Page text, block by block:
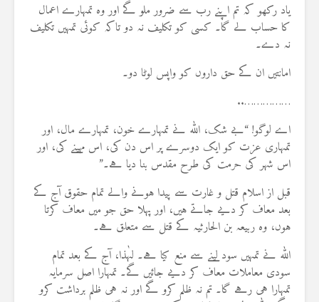
یاد رکھو کہ تم اپنے رب سے ضرور ملو گے اور وہ تمہارے اعمال
کا حساب لے گا۔ کسی کو تکلیف نہ دو تاکہ کوئی تمہیں تکلیف
نہ دے۔
امانتیں ان کے حق داروں کو واپس لوٹا دو۔
……………..
اے لوگو! “بے شک، اللہ نے تمہارے خون، تمہارے مال، اور
تمہاری عزت کو ایک دوسرے پر اس دن کی، اس مہینے کی، اور
اس شہر کی حرمت کی طرح مقدس بنا دیا ہے۔”
قبل از اسلام قتل و غارت سے پیدا ہونے والے تمام حقوق آج کے
بعد معاف کر دیے جاتے ہیں، اور پہلا حق جو میں معاف کرتا
ہوں، وہ ربیعہ بن الحارثیہ کے قتل سے متعلق ہے۔
اللہ نے تمہیں سود لینے سے منع کیا ہے۔ لہٰذا، آج کے بعد تمام
سودی معاملات معاف کر دیے جائیں گے۔ تمہارا اصل سرمایہ
تمہارا ہی رہے گا۔ تم نہ ظلم کرو گے اور نہ ہی ظلم برداشت کرو